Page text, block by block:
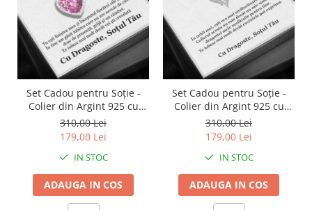
Set Cadou pentru Soție -
Colier din Argint 925 cu
Pandantiv Perla Roz, placat
cu rodiu, în Cutie Elegantă
cu Mesaj Emoționant
310,00 Lei
179,00 Lei
IN STOC
ADAUGA IN COS
Set Cadou pentru Soție -
Colier din Argint 925 cu
Pandantiv Inima Eternă,
placat cu rodiu, în Cutie
Elegantă cu Mesaj
Personalizat
310,00 Lei
179,00 Lei
IN STOC
ADAUGA IN COS